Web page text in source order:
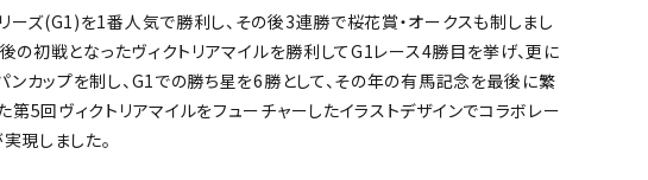
ズ(G1)を1番人気で勝利し、その後3連勝で桜花賞・オークスも制しまし
初戦となったヴィクトリアマイルを勝利してG1レース4勝目を挙げ、更に
カップを制し、G1での勝ち星を6勝として、その年の有馬記念を最後に繁
5回ヴィクトリアマイルをフューチャーしたイラストデザインでコラボレー
現しました。